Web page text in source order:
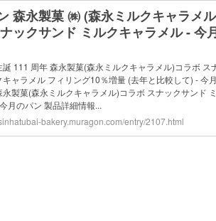
森永製菓 ㈱ (森永ミルクキャラメ
ックサンド ミルクキャラメル - 今
誕 111 周年 森永製菓(森永ミルクキャラメル)コラボ ス
キャラメル フィリング10％増量 (去年と比較して) - 今
永製菓(森永ミルクキャラメル)コラボ スナックサンド
月のパン 製品詳細情報...
bakery.muragon.com/entry/2107.html